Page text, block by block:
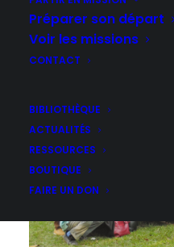
Préparer son départ
Voir les missions
CONTACT
BIBLIOTHÈQUE
ACTUALITÉS
RESSOURCES
BOUTIQUE
FAIRE UN DON